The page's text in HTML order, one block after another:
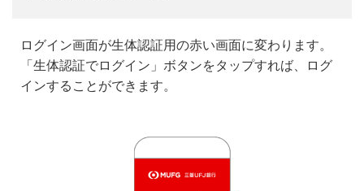
ログイン画面が生体認証用の赤い画面に変わります。
「生体認証でログイン」ボタンをタップすれば、ログ
インすることができます。